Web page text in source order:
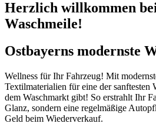
Herzlich willkommen
Waschmeile!
Ostbayerns modernste
Wellness für Ihr Fahrzeug! Mit
Textilmaterialien für eine der sanftesten
dem Waschmarkt gibt! So erstrahlt Ihr
Glanz, sondern eine regelmäßige
Geld beim Wiederverkauf.